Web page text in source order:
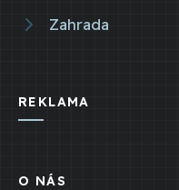
Zahrada
REKLAMA
O NÁS